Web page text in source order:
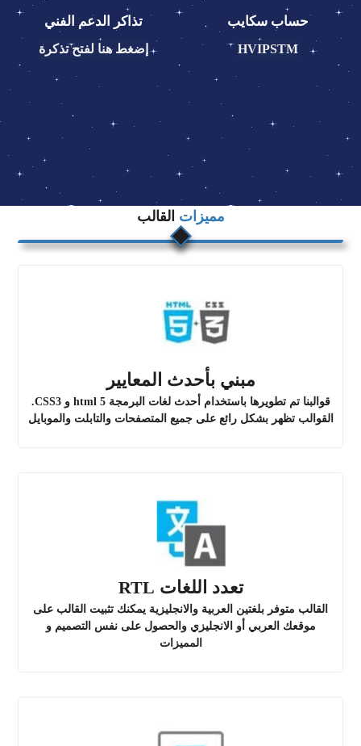
حساب سكايب
HVIPSTM
تذاكر الدعم الفني
إضغط هنا لفتح تذكرة
مميزات القالب
مبني بأحدث المعايير
قوالبنا تم تطويرها باستخدام أحدث لغات البرمجة html 5 و CSS3.
القوالب تظهر بشكل رائع على جميع المتصفحات والتابلت والموبايل
تعدد اللغات RTL
القالب متوفر بلغتين العربية والانجليزية يمكنك تثبيت القالب على
موقعك العربي أو الانجليزي والحصول على نفس التصميم و
المميزات